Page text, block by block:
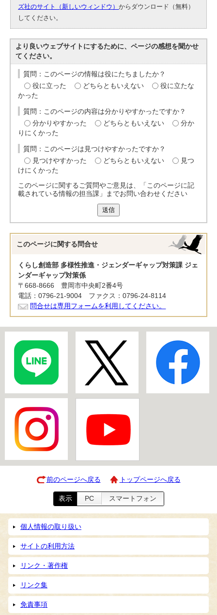
ズ社のサイト（新しいウィンドウ）からダウンロード（無料）
してください。
より良いウェブサイトにするために、ページの感想を聞かせ
てください。
質問：このページの情報は役にたちましたか？
役に立った
どちらともいえない
役に立たな
かった
質問：このページの内容は分かりやすかったですか？
分かりやすかった
どちらともいえない
分か
りにくかった
質問：このページは見つけやすかったですか？
見つけやすかった
どちらともいえない
見つ
けにくかった
このページに関するご質問やご意見は、「このページに記
載されている情報の担当課」までお問い合わせください
送信
このページに関する 問合せ
くらし創造部 多様性推進・ジェンダーギャップ対策課 ジェ
ンダーギャップ対策係
〒668-8666 豊岡市中央町2番4号
電話：0796-21-9004 ファクス：0796-24-8114
問合せは専用フォームを利用してください。
前のページへ戻る トップページへ戻る
表示 PC スマートフォン
個人情報の取り扱い
サイトの利用方法
リンク・著作権
リンク集
免責事項